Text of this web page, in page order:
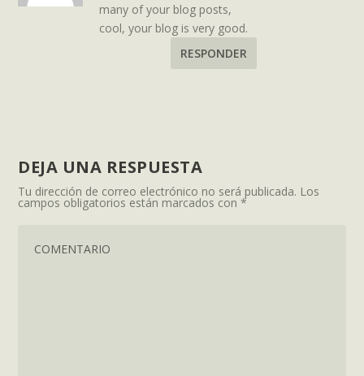
many of your blog posts,
cool, your blog is very good.
RESPONDER
DEJA UNA RESPUESTA
Tu dirección de correo electrónico no será publicada. Los
campos obligatorios están marcados con*